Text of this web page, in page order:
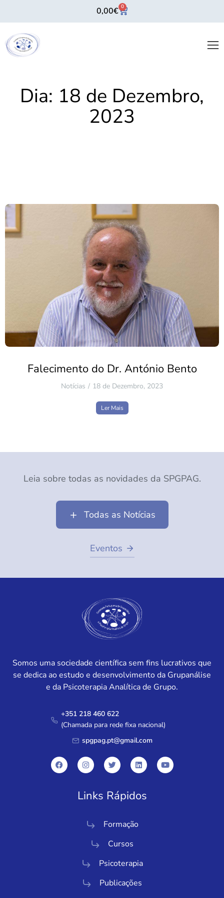
0,00€ 0
Dia: 18 de Dezembro,
2023
Falecimento do Dr. António Bento
Notícias 18 de Dezembro, 2023
Ler Mais
Leia sobre todas as novidades da SPGPAG.
Todas as Notícias
Eventos
Somos uma sociedade científica sem fins lucrativos que
se dedica ao estudo e desenvolvimento da Grupanálise
e da Psicoterapia Analítica de Grupo.
+351 218 460 622
(Chamada para rede fixa nacional)
spgpag.pt@gmail.com
Links Rápidos
Formação
Cursos
Psicoterapia
Publicações